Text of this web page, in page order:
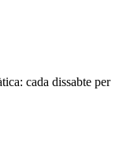
cada dissabte per